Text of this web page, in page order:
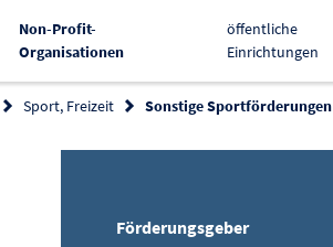
Non-Profit-
OrganisationenAktiv
öffentliche
Einrichtungen
Sport, Freizeit Sonstige Sportförderungen
Förderungsgeber